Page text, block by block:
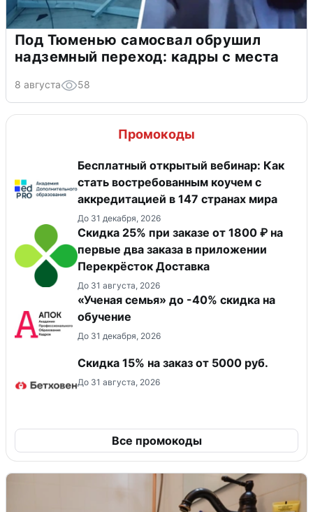
Под Тюменью самосвал обрушил
надземный переход: кадры с места
8 августа 58
Промокоды
Бесплатный открытый вебинар: Как
стать востребованным коучем с
аккредитацией в 147 странах мира
До 31 декабря, 2026
Скидка 25% при заказе от 1800 ₽ на
первые два заказа в приложении
Перекрёсток Доставка
До 31 августа, 2026
«Ученая семья» до -40% скидка на
обучение
До 31 декабря, 2026
Скидка 15% на заказ от 5000 руб.
До 31 августа, 2026
Все промокоды